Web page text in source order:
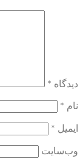
دیدگاه *
نام *
ایمیل *
وب‌سایت